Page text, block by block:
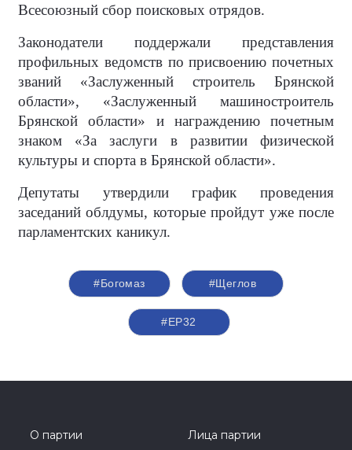
Всесоюзный сбор поисковых отрядов.
Законодатели поддержали представления
профильных ведомств по присвоению почетных
званий «Заслуженный строитель Брянской
области», «Заслуженный машиностроитель
Брянской области» и награждению почетным
знаком «За заслуги в развитии физической
культуры и спорта в Брянской области».
Депутаты утвердили график проведения
заседаний облдумы, которые пройдут уже после
парламентских каникул.
#Богомаз #Щеглов
#ЕР32
О партии
Лица партии